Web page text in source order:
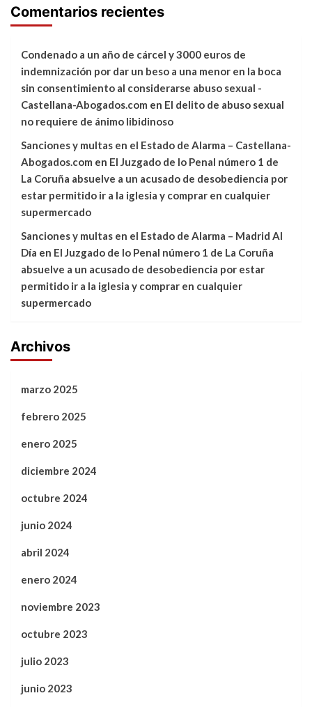
Comentarios recientes
Condenado a un año de cárcel y 3000 euros de
indemnización por dar un beso a una menor en la boca
sin consentimiento al considerarse abuso sexual -
Castellana-Abogados.com en El delito de abuso sexual
no requiere de ánimo libidinoso
Sanciones y multas en el Estado de Alarma – Castellana-
Abogados.com en El Juzgado de lo Penal número 1 de
La Coruña absuelve a un acusado de desobediencia por
estar permitido ir a la iglesia y comprar en cualquier
supermercado
Sanciones y multas en el Estado de Alarma – Madrid Al
Día en El Juzgado de lo Penal número 1 de La Coruña
absuelve a un acusado de desobediencia por estar
permitido ir a la iglesia y comprar en cualquier
supermercado
Archivos
marzo 2025
febrero 2025
enero 2025
diciembre 2024
octubre 2024
junio 2024
abril 2024
enero 2024
noviembre 2023
octubre 2023
julio 2023
junio 2023